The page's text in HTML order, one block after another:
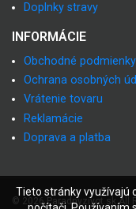
Tieto stránky využívajú
Doplnky stravy
INFORMÁCIE
Obchodné podmienky
Ochrana osobných
Vrátenie tovaru
Reklamácie
Doprava a platba
© 2026 Paradnyzivot.sk All